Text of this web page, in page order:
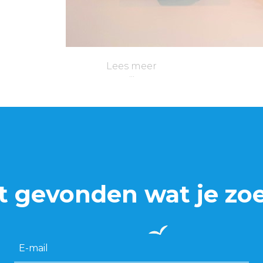
Lees meer
gevonden wat je
E-mail